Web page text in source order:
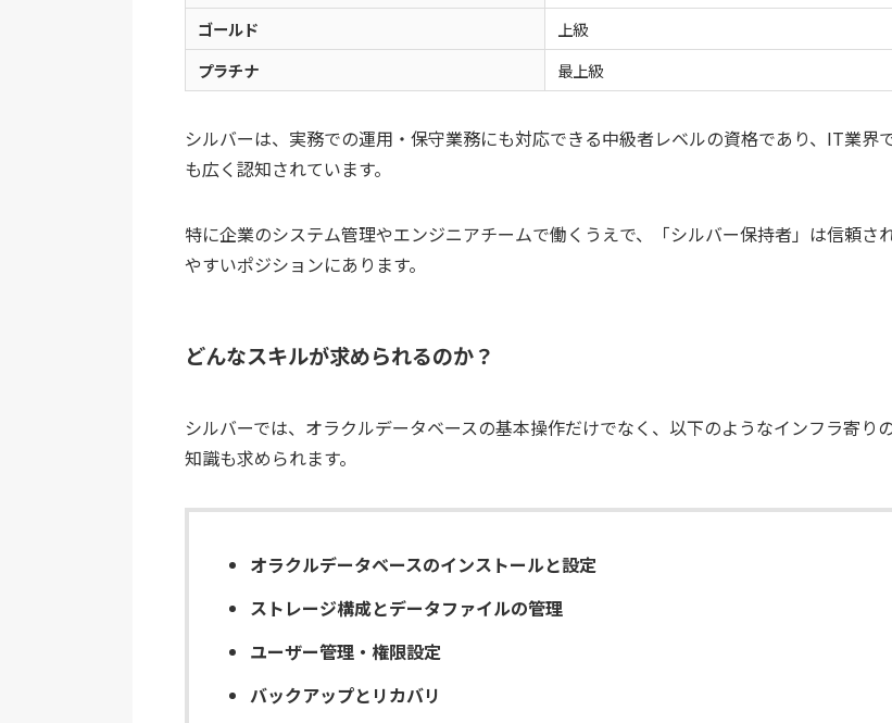
ゴールド
上級
プラチナ
最上級
シルバーは、実務での運用・保守業務にも対応できる中級者レベルの資格であり、IT業界
も広く認知されています。
特に企業のシステム管理やエンジニアチームで働くうえで、「シルバー保持者」は信頼さ
やすいポジションにあります。
どんなスキルが求められるのか？
シルバーでは、オラクルデータベースの基本操作だけでなく、以下のようなインフラ寄り
知識も求められます。
オラクルデータベースのインストールと設定
ストレージ構成とデータファイルの管理
ユーザー管理・権限設定
バックアップとリカバリ